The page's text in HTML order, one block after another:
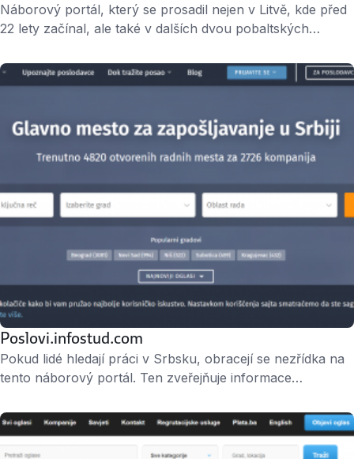
Náborový portál, který se prosadil nejen v Litvě, kde před
22 lety začínal, ale také v dalších dvou pobaltských
roku na portálu ročně inzeruje přes dva tisíce klientů, kteří
zde zveřejní každý měsíc okolo 5500 inzerátů. Je součástí
Poslovi.infostud.com
Pokud lidé hledají práci v Srbsku, obracejí se nezřídka na
tento náborový portál. Ten zveřejňuje informace
zaměstnavateli ty, kteří hledají kvalitní pracovní podmínky.
Je součástí nadnárodní skupiny Alma Media.